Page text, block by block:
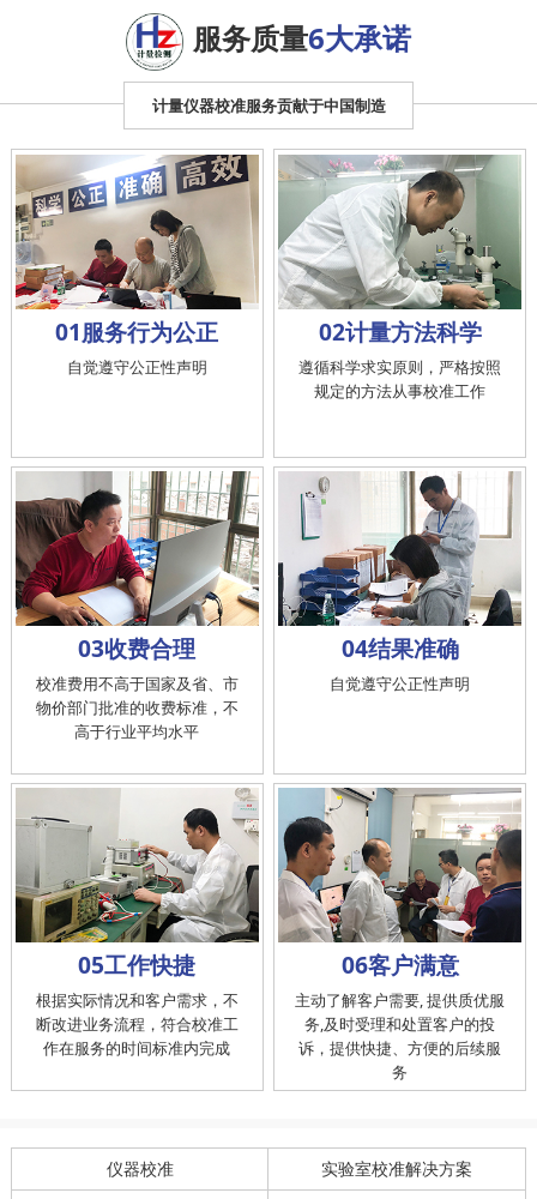
服务质量6大承诺
计量仪器校准服务贡献于中国制造
01服务行为公正
自觉遵守公正性声明
02计量方法科学
遵循科学求实原则，严格按照
规定的方法从事校准工作
03收费合理
校准费用不高于国家及省、市
物价部门批准的收费标准，不
高于行业平均水平
04结果准确
自觉遵守公正性声明
05工作快捷
根据实际情况和客户需求，不
断改进业务流程，符合校准工
作在服务的时间标准内完成
06客户满意
主动了解客户需要, 提供质优服
务,及时受理和处置客户的投
诉，提供快捷、方便的后续服
务
仪器校准 实验室校准解决方案